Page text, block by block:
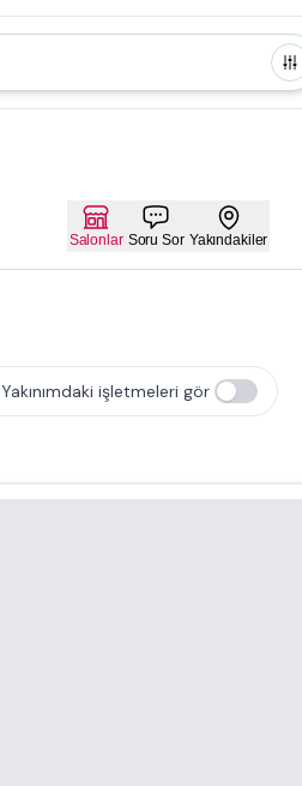
Salonlar Soru Sor Yakındakiler
Yakınımdaki işletmeleri gör